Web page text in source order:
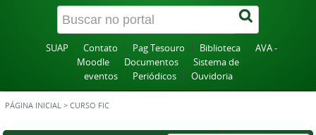
Canais
SUAP Contato Pag Tesouro Biblioteca
AVA -
Moodle
Documentos
Sistema de
eventos
Periódicos Ouvidoria
PÁGINA INICIAL > CURSO FIC